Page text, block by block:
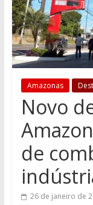
Amazonas
Novo
de
26 de janeiro de